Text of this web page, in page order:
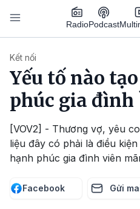
Nhảy đến nội dung
RadioPodcast
Kết nối
Yếu tố nào
phúc gia đình
[VOV2] - Thương vợ, yêu
liệu đây có phải là điều
hạnh phúc gia đình viên
Facebook Gửi